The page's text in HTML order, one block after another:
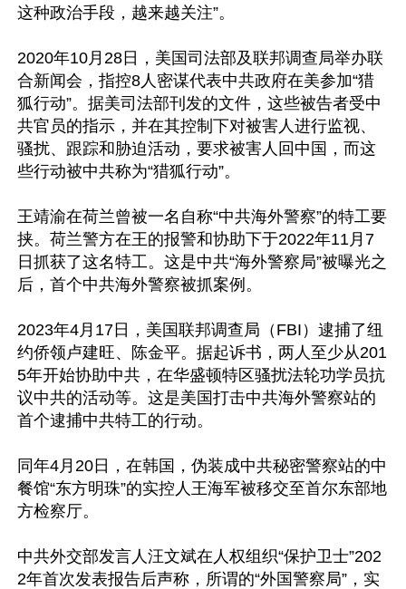
这种政治手段，越来越关注”。
2020年10月28日，美国司法部及联邦调查局举办联
合新闻会，指控8人密谋代表中共政府在美参加“猎
狐行动”。据美司法部刊发的文件，这些被告者受中
共官员的指示，并在其控制下对被害人进行监视、
骚扰、跟踪和胁迫活动，要求被害人回中国，而这
些行动被中共称为“猎狐行动”。
王靖渝在荷兰曾被一名自称“中共海外警察”的特工要
挟。荷兰警方在王的报警和协助下于2022年11月7
日抓获了这名特工。这是中共“海外警察局”被曝光之
后，首个中共海外警察被抓案例。
2023年4月17日，美国联邦调查局（FBI）逮捕了纽
约侨领卢建旺、陈金平。据起诉书，两人至少从201
5年开始协助中共，在华盛顿特区骚扰法轮功学员抗
议中共的活动等。这是美国打击中共海外警察站的
首个逮捕中共特工的行动。
同年4月20日，在韩国，伪装成中共秘密警察站的中
餐馆“东方明珠”的实控人王海军被移交至首尔东部地
方检察厅。
中共外交部发言人汪文斌在人权组织“保护卫士”202
2年首次发表报告后声称，所谓的“外国警察局”，实